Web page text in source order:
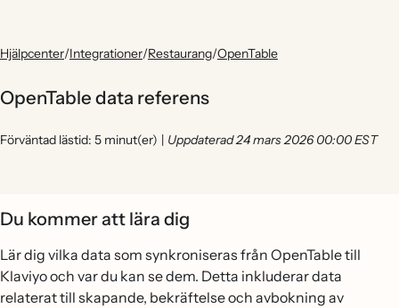
Hjälpcenter/Integrationer/Restaurang/OpenTable
OpenTable data referens
Förväntad lästid: 5 minut(er) | Uppdaterad 24 mars 2026 00:00 EST
Du kommer att lära dig
Lär dig vilka data som synkroniseras från OpenTable till
Klaviyo och var du kan se dem. Detta inkluderar data
relaterat till skapande, bekräftelse och avbokning av